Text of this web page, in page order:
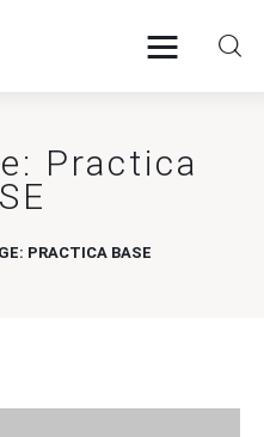
Practica
PRACTICA BASE